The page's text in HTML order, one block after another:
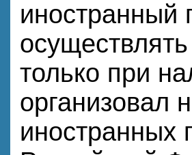
иностранный
только при
организовал
иностранных